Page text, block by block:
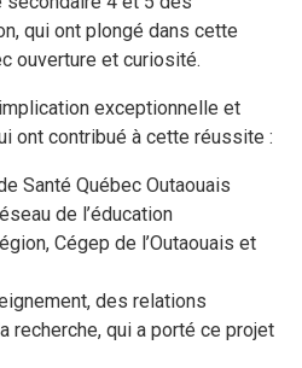
qui ont plongé dans cette
ouverture et curiosité.
exceptionnelle et
ont contribué à cette réussite :
Santé Québec Outaouais
de l’éducation
Cégep de l’Outaouais et
des relations
recherche, qui a porté ce projet